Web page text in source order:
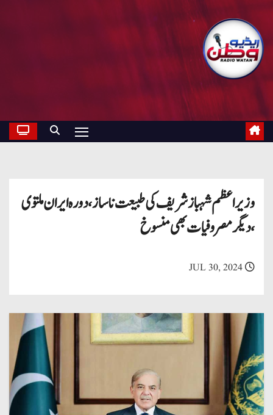
وزیر اعظم شہباز شریف کی طبیعت ناساز ، دورہ ایران ملتوی
، دیگر مصروفیات بھی منسوخ
JUL 30, 2024